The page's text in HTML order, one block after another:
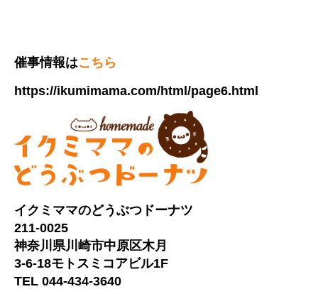
催事情報はこちら
https://ikumimama.com/html/page6.html
イクミママのどうぶつドーナツ
211-0025
神奈川県川崎市中原区木月
3-6-18モトスミコアビル1F
TEL 044-434-3640